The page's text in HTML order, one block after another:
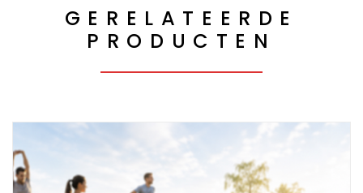
GERELATEERDE
PRODUCTEN